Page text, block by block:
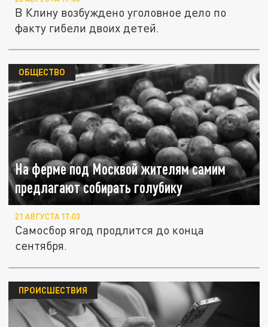
В Клину возбуждено уголовное дело по
факту гибели двоих детей.
На ферме под Москвой жителям самим
предлагают собирать голубику
ОБЩЕСТВО
21 АВГУСТА 17:03
Самосбор ягод продлится до конца
сентября.
ПРОИСШЕСТВИЯ